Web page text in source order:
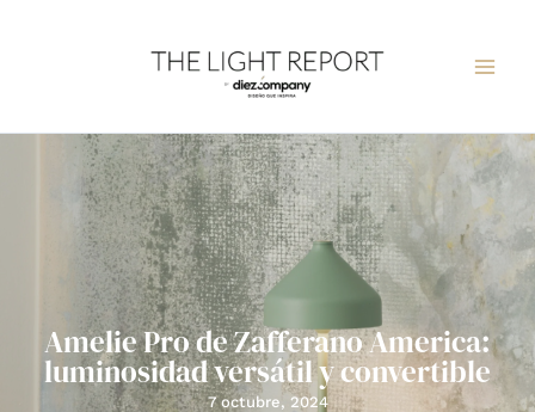
Amelie Pro de Zafferano America:
luminosidad versátil y convertible
7 octubre, 2024